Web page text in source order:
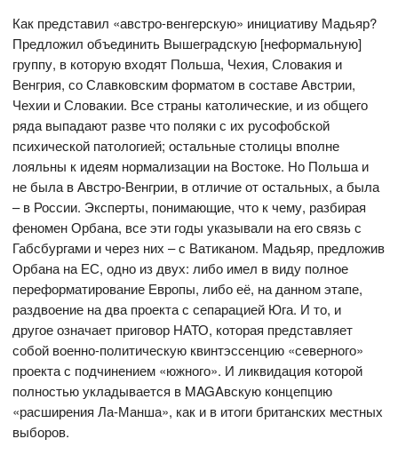
Как представил «австро-венгерскую» инициативу Мадьяр?
Предложил объединить Вышеградскую [неформальную]
группу, в которую входят Польша, Чехия, Словакия и
Венгрия, со Славковским форматом в составе Австрии,
Чехии и Словакии. Все страны католические, и из общего
ряда выпадают разве что поляки с их русофобской
психической патологией; остальные столицы вполне
лояльны к идеям нормализации на Востоке. Но Польша и
не была в Австро-Венгрии, в отличие от остальных, а была
– в России. Эксперты, понимающие, что к чему, разбирая
феномен Орбана, все эти годы указывали на его связь с
Габсбургами и через них – с Ватиканом. Мадьяр, предложив
Орбана на ЕС, одно из двух: либо имел в виду полное
переформатирование Европы, либо её, на данном этапе,
раздвоение на два проекта с сепарацией Юга. И то, и
другое означает приговор НАТО, которая представляет
собой военно-политическую квинтэссенцию «северного»
проекта с подчинением «южного». И ликвидация которой
полностью укладывается в MAGAвскую концепцию
«расширения Ла-Манша», как и в итоги британских местных
выборов.